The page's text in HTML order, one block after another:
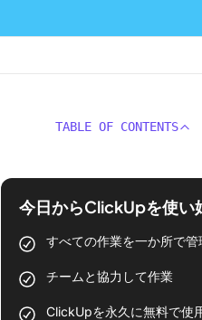
TABLE OF CONTENTS
今日からClickUpを使い
すべての作業を一か所で管
チームと協力して作業
ClickUpを永久に無料で使